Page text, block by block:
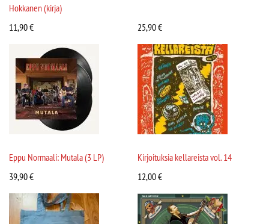
Hokkanen (kirja)
11,90€ 25,90€
Eppu Normaali: Mutala (3 LP)
39,90€
Kirjoituksia kellareista vol. 14
12,00€